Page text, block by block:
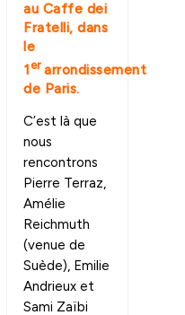
au Caffe dei
Fratelli, dans
le
1er arrondissement
de Paris.
C’est là que
nous
rencontrons
Pierre Terraz,
Amélie
Reichmuth
(venue de
Suède), Emilie
Andrieux et
Sami Zaïbi